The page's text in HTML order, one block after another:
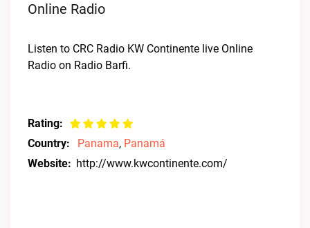
Online Radio
Listen to CRC Radio KW Continente live Online
Radio on Radio Barfi.
Rating:
Country:
Panama, Panamá
Website: http://www.kwcontinente.com/